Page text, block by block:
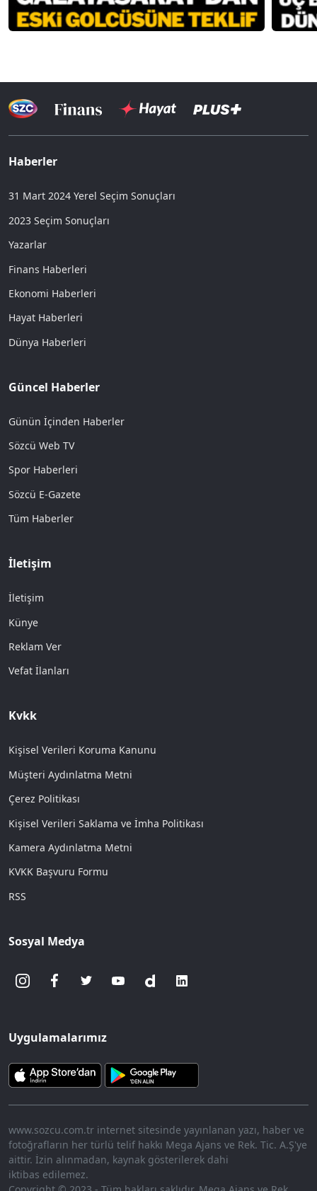
Haberler
31 Mart 2024 Yerel Seçim Sonuçları
2023 Seçim Sonuçları
Yazarlar
Finans Haberleri
Ekonomi Haberleri
Hayat Haberleri
Dünya Haberleri
Güncel Haberler
Günün İçinden Haberler
Sözcü Web TV
Spor Haberleri
Sözcü E-Gazete
Tüm Haberler
İletişim
İletişim
Künye
Reklam Ver
Vefat İlanları
Kvkk
Kişisel Verileri Koruma Kanunu
Müşteri Aydınlatma Metni
Çerez Politikası
Kişisel Verileri Saklama ve İmha Politikası
Kamera Aydınlatma Metni
KVKK Başvuru Formu
RSS
Sosyal Medya
Uygulamalarımız
www.sozcu.com.tr internet sitesinde yayınlanan yazı, haber ve
fotoğrafların her türlü telif hakkı Mega Ajans ve Rek. Tic. A.Ş'ye
aittir. İzin alınmadan, kaynak gösterilerek dahi
iktibas edilemez.